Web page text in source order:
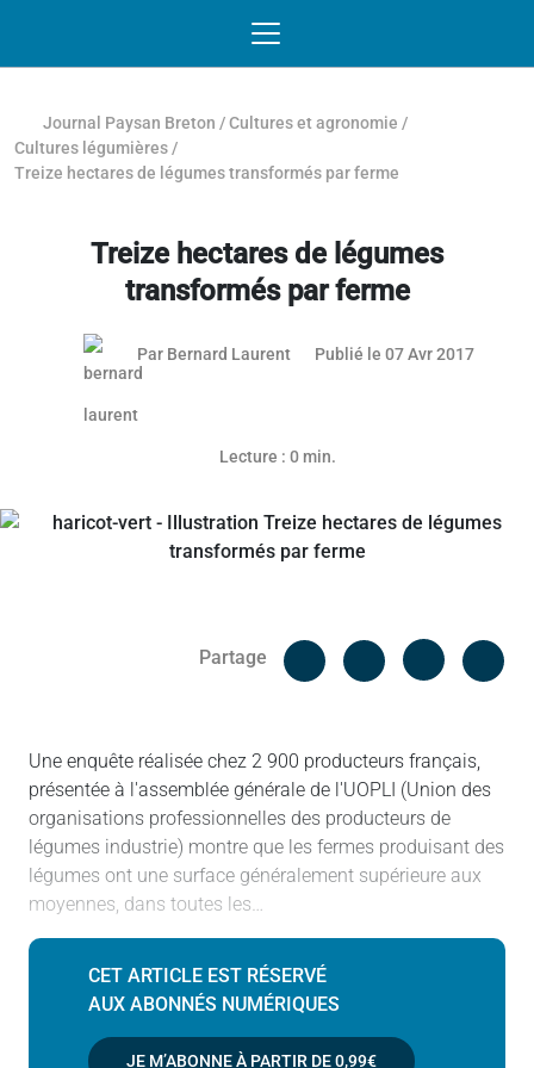
Journal Paysan Breton /Cultures et agronomie /
Cultures légumières /
Treize hectares de légumes transformés par ferme
Treize hectares de légumes
transformés par ferme
Article réservé aux abonnés
Par Bernard Laurent Publié le 07 Avr 2017
Lecture : 0 min.
Partage
Facebook
Une enquête réalisée chez 2 900 producteurs français,
présentée à l'assemblée générale de l'UOPLI (Union des
organisations professionnelles des producteurs de
légumes industrie) montre que les fermes produisant des
légumes ont une surface généralement supérieure aux
moyennes, dans toutes les…
CET ARTICLE EST RÉSERVÉ
AUX ABONNÉS NUMÉRIQUES
JE M’ABONNE À PARTIR DE0,99€